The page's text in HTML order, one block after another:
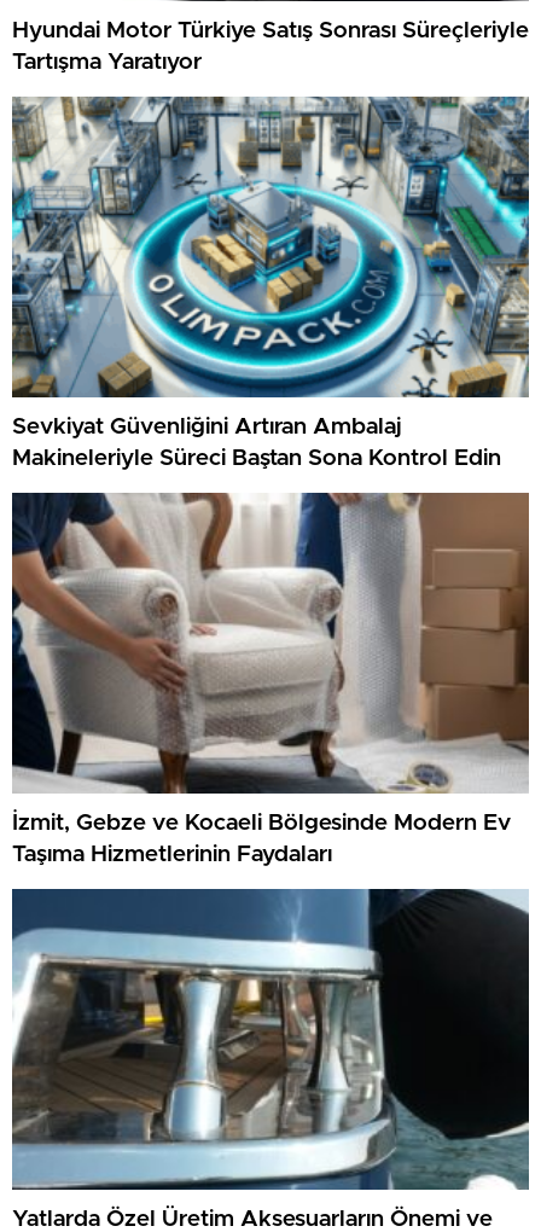
Hyundai Motor Türkiye Satış Sonrası Süreçleriyle
Tartışma Yaratıyor
Sevkiyat Güvenliğini Artıran Ambalaj
Makineleriyle Süreci Baştan Sona Kontrol Edin
İzmit, Gebze ve Kocaeli Bölgesinde Modern Ev
Taşıma Hizmetlerinin Faydaları
Yatlarda Özel Üretim Aksesuarların Önemi ve